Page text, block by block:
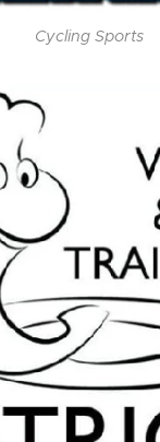
Cycling Sports